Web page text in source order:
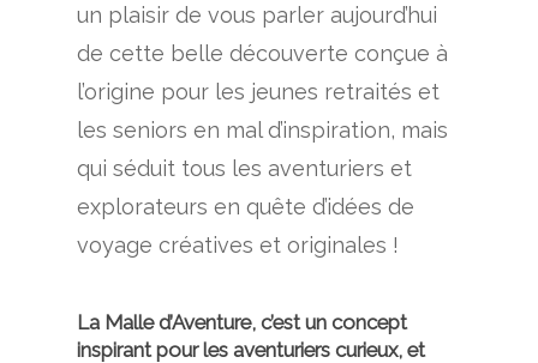
un plaisir de vous parler aujourd’hui
de cette belle découverte conçue à
l’origine pour les jeunes retraités et
les seniors en mal d’inspiration, mais
qui séduit tous les aventuriers et
explorateurs en quête d’idées de
voyage créatives et originales !
La Malle d’Aventure, c’est un concept
inspirant pour les aventuriers curieux, et